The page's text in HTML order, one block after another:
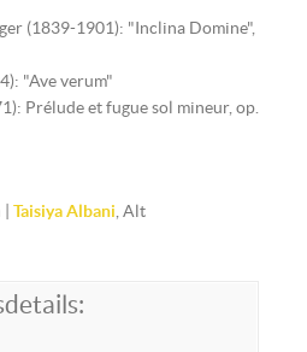
(1839-1901): "Inclina Domine",
"Ave verum"
Prélude et fugue sol mineur, op.
Taisiya Albani , Alt